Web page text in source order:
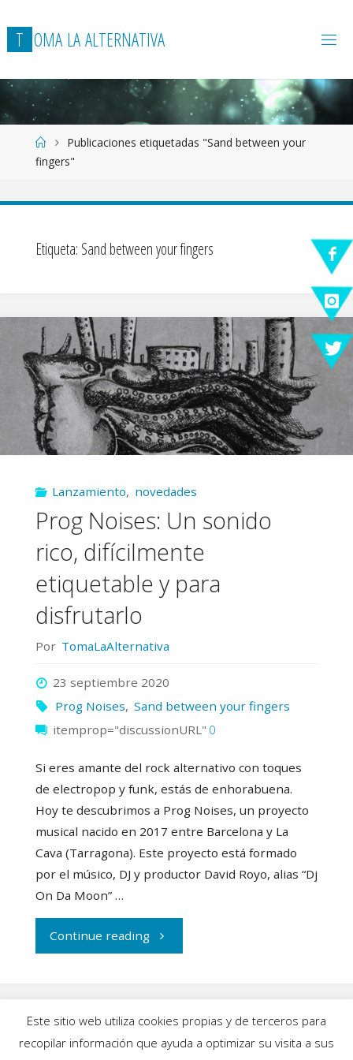
T OMA LAALTERNATIVA
Página
de
Publicaciones etiquetadas "Sand between your
fingers"
Etiqueta: Sand between your fingers
Lanzamiento, novedades
Prog Noises: Un sonido
rico, difícilmente
etiquetable y para
disfrutarlo
Por TomaLaAlternativa
23 septiembre 2020
Prog Noises, Sand between your fingers
itemprop="discussionURL" 0
Si eres amante del rock alternativo con toques
de electropop y funk, estás de enhorabuena.
Hoy te descubrimos a Prog Noises, un proyecto
musical nacido en 2017 entre Barcelona y La
Cava (Tarragona). Este proyecto está formado
por el músico, DJ y productor David Royo, alias “Dj
On Da Moon” …
Continue reading"Prog
sonido
Este sitio web utiliza cookies propias y de terceros para
recopilar información que ayuda a optimizar su visita a sus